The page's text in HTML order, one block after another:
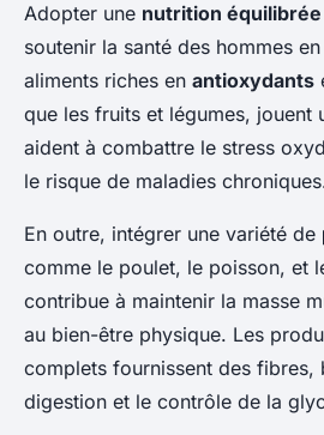
Adopter une nutrition équilibrée
soutenir la santé des hommes
aliments riches en antioxydants
que les fruits et légumes, jouent
aident à combattre le stress
le risque de maladies
En outre, intégrer une variété de
comme le poulet, le poisson, et
contribue à maintenir la masse
au bien-être physique. Les
complets fournissent des fibres,
digestion et le contrôle de la